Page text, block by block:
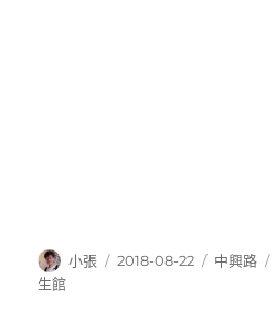
作
小張
發
2018-08-22
分
中興路
生館